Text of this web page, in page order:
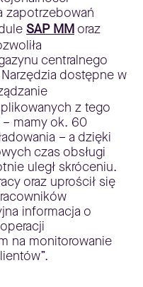
zapotrzebowań
SAP MM oraz
centralnego
dostępne w
z tego
mamy ok. 60
– a dzięki
czas obsługi
uległ skróceniu.
oraz uprościł się
informacja o
na monitorowanie